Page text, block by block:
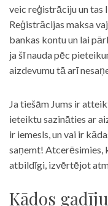
veic reģistrāciju un tas
Reģistrācijas maksa
bankas kontu un lai
ja šī nauda pēc
aizdevumu tā arī
Ja tiešām Jums ir
ieteiktu sazināties ar
ir iemesls, un vai ir
saņemt! Atcerēsimies,
atbildīgi, izvērtējot
Kādos